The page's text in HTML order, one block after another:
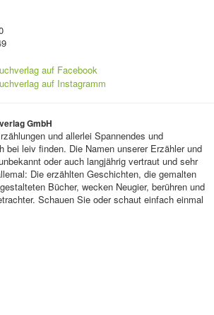
GmbH
und allerlei Spannendes und
bei leiv finden. Die Namen unserer Erzähler und
oder auch langjährig vertraut und sehr
Die erzählten Geschichten, die gemalten
Bücher, wecken Neugier, berühren und
Schauen Sie oder schaut einfach einmal